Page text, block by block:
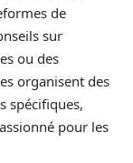
de
sur
ou des
organisent des
spécifiques,
pour les